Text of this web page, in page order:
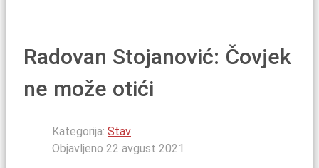
Radovan Stojanović: Čovjek
ne može otići
Kategorija: Stav
Objavljeno 22 avgust 2021